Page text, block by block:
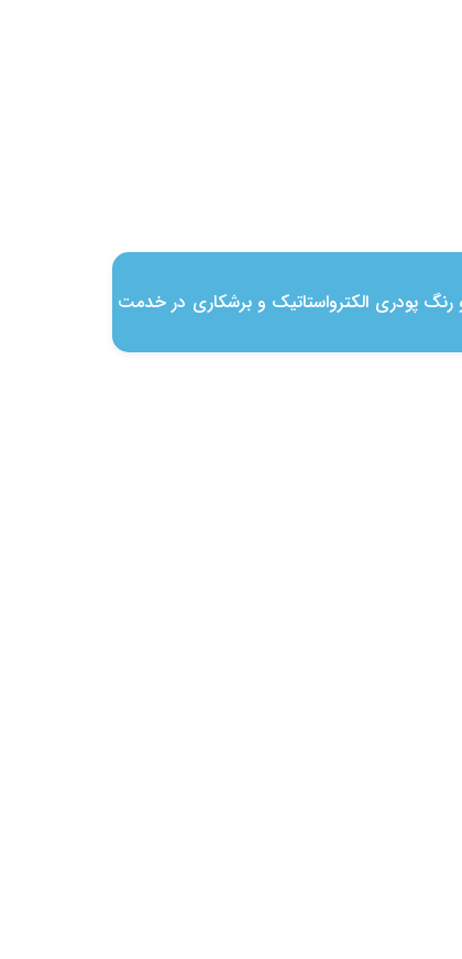
پودری الکترواستاتیک و برشکاری در خدمت